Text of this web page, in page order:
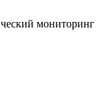
мониторинг